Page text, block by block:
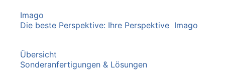
Imago
Die beste Perspektive: Ihre Perspektive Imago
Übersicht
Sonderanfertigungen & Lösungen